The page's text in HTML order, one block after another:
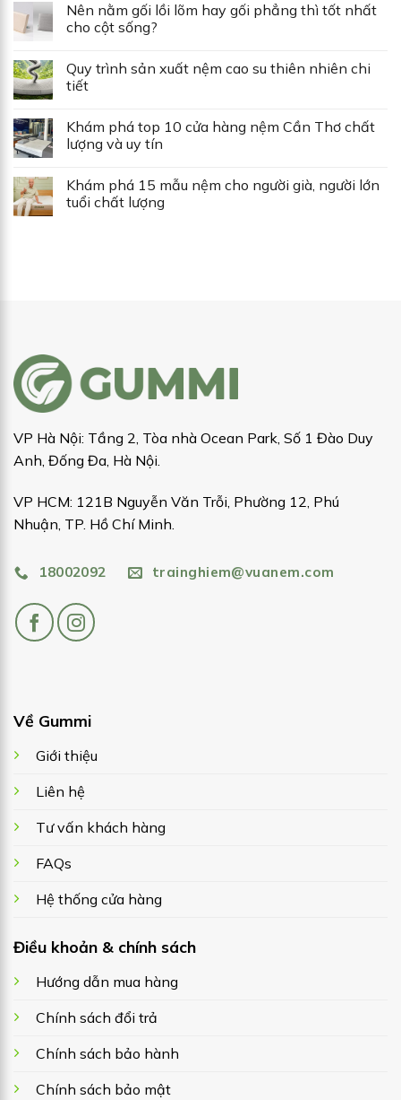
Nên nằm gối lồi lõm hay gối phẳng thì tốt nhất
cho cột sống?
Quy trình sản xuất nệm cao su thiên nhiên chi
tiết
Khám phá top 10 cửa hàng nệm Cần Thơ chất
lượng và uy tín
Khám phá 15 mẫu nệm cho người già, người lớn
tuổi chất lượng
VP Hà Nội: Tầng 2, Tòa nhà Ocean Park, Số 1 Đào Duy
Anh, Đống Đa, Hà Nội.
VP HCM: 121B Nguyễn Văn Trỗi, Phường 12, Phú
Nhuận, TP. Hồ Chí Minh.
18002092 trainghiem@vuanem.com
Về Gummi
Giới thiệu
Liên hệ
Tư vấn khách hàng
FAQs
Hệ thống cửa hàng
Điều khoản & chính sách
Hướng dẫn mua hàng
Chính sách đổi trả
Chính sách bảo hành
Chính sách bảo mật